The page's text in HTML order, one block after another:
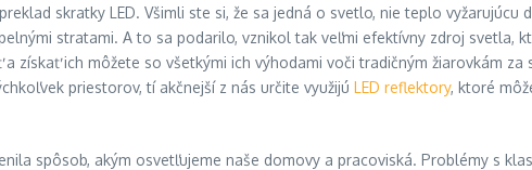
skratky LED. Všimli ste si, že sa jedná o svetlo, nie teplo
stratami. A to sa podarilo, vznikol tak veľmi efektívny zdroj svetla,
získať ich môžete so všetkými ich výhodami voči tradičným žiarovkám za
priestorov, tí akčnejší z nás určite využijú LED reflektory, ktoré
spôsob, akým osvetľujeme naše domovy a pracoviská. Problémy s